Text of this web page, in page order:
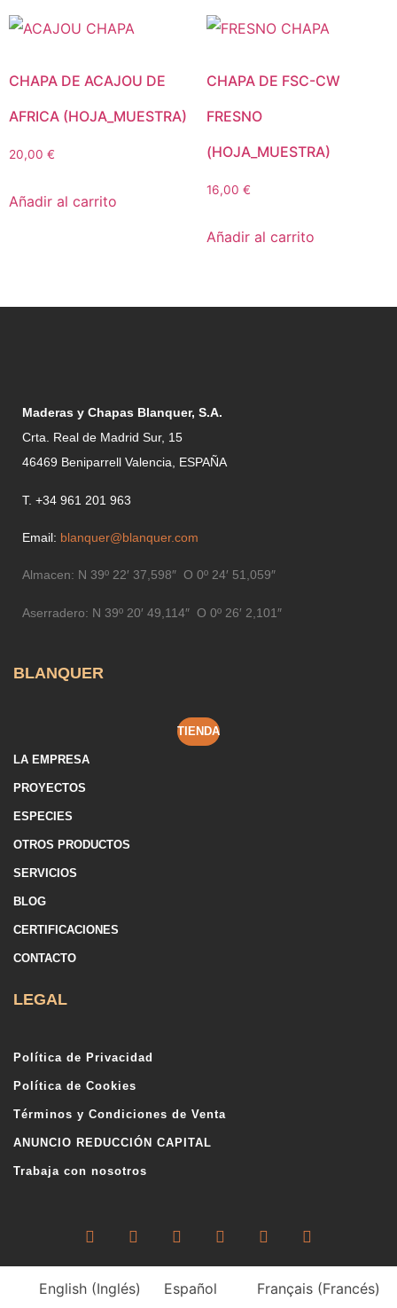
CHAPA DE ACAJOU DE
AFRICA (HOJA_MUESTRA)
20,00 €
Añadir al carrito
CHAPA DE FSC-CW
FRESNO
(HOJA_MUESTRA)
16,00 €
Añadir al carrito
Maderas y Chapas Blanquer, S.A.
Crta. Real de Madrid Sur, 15
46469 Beniparrell Valencia, ESPAÑA
T. +34 961 201 963
Email: blanquer@blanquer.com
Almacen: N 39º 22′ 37,598″ O 0º 24′ 51,059″
Aserradero: N 39º 20′ 49,114″ O 0º 26′ 2,101″
BLANQUER
TIENDA
LA EMPRESA
PROYECTOS
ESPECIES
OTROS PRODUCTOS
SERVICIOS
BLOG
CERTIFICACIONES
CONTACTO
LEGAL
Política de Privacidad
Política de Cookies
Términos y Condiciones de Venta
ANUNCIO REDUCCIÓN CAPITAL
Trabaja con nosotros
English(Inglés) Español Français(Francés)